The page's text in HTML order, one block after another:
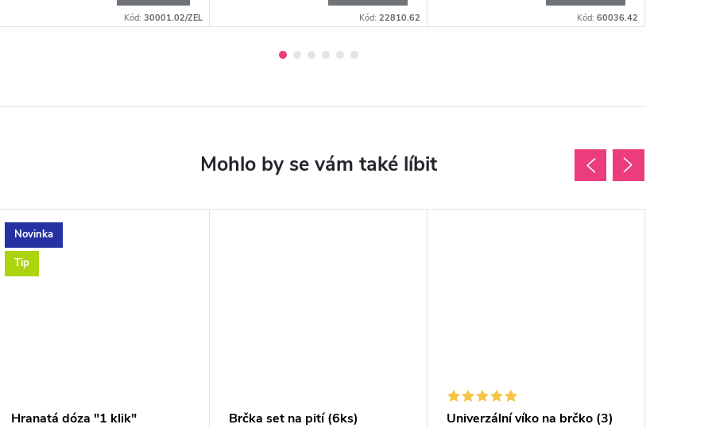
Kód: 30001.02/ZEL Kód: 22810.62 Kód: 60036.42
Novinka
Tip
Hranatá dóza "1 klik" Brčka set na pití (6ks) Univerzální víko na brčko (3)